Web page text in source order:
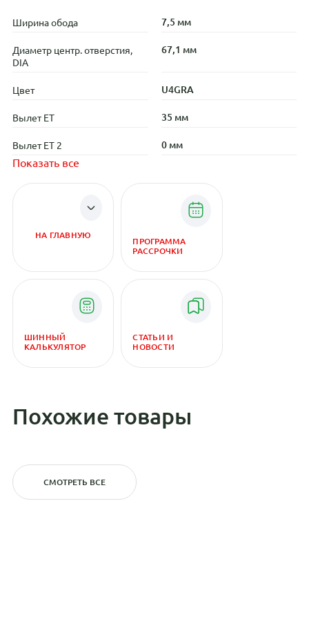
Ширина обода 7,5 мм
Диаметр центр. отверстия,
DIA
67,1 мм
Цвет U4GRA
Вылет ET 35 мм
Вылет ET 2 0 мм
Показать все
НА ГЛАВНУЮ
ПРОГРАММА
РАССРОЧКИ
ШИННЫЙ
КАЛЬКУЛЯТОР
СТАТЬИ И
НОВОСТИ
Похожие товары
СМОТРЕТЬ ВСЕ